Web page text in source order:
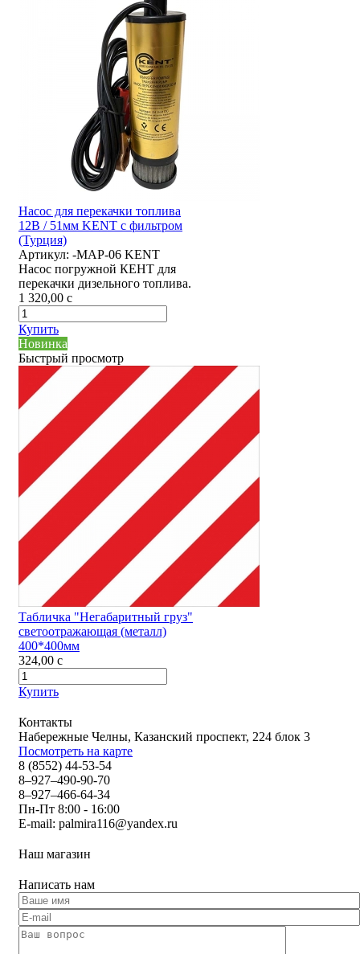
Насос для перекачки топлива
12В / 51мм KENT с фильтром
(Турция)
Артикул: -MAP-06 KENT
Насос погружной КЕНТ для
перекачки дизельного топлива.
1 320,00 c
Купить
Новинка
Быстрый просмотр
Табличка "Негабаритный груз"
светоотражающая (металл)
400*400мм
324,00 c
Купить
Контакты
Набережные Челны, Казанский проспект, 224 блок 3
Посмотреть на карте
8 (8552) 44-53-54
8–927–490-90-70
8–927–466-64-34
Пн-Пт 8:00 - 16:00
E-mail: palmira116@yandex.ru
Наш магазин
Написать нам